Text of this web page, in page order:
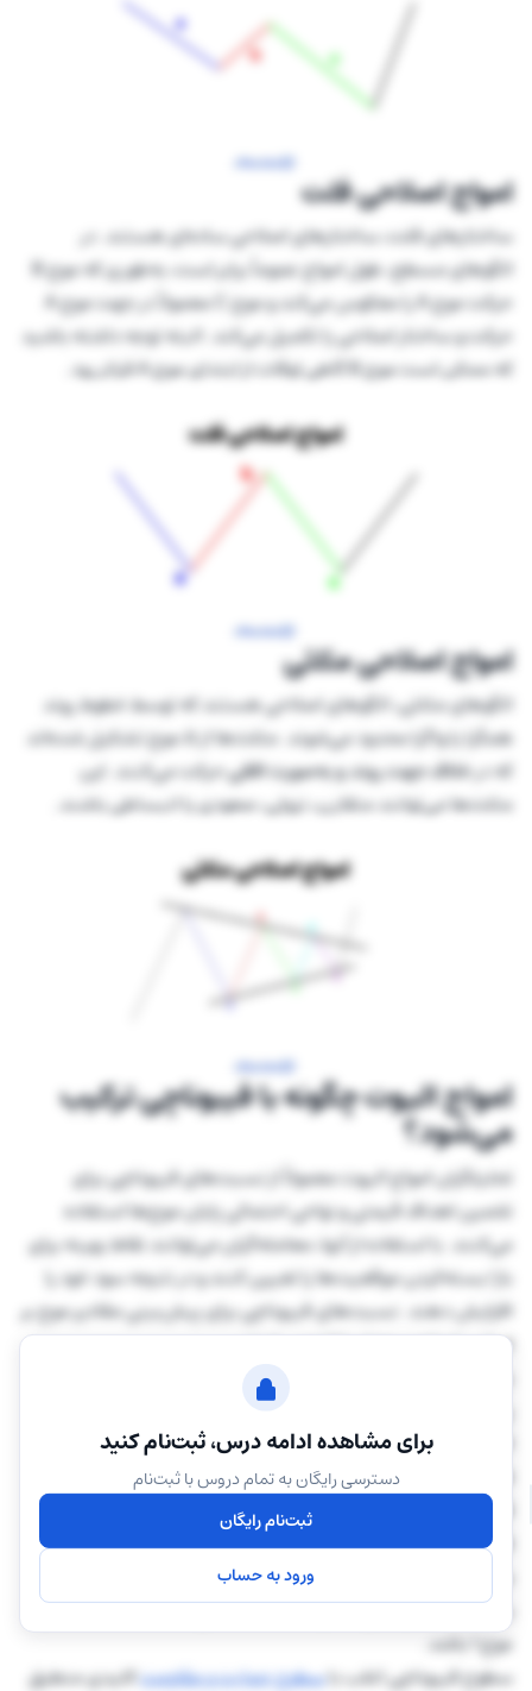
برای مشاهده ادامه درس، ثبت‌نام کنید
دسترسی رایگان به تمام دروس با ثبت‌نام
ثبت‌نام رایگان
ورود به حساب
امواج اصلاحی فلت
ساختارهای فلت، ساختارهای اصلاحی ساده‌ای هستند. در
الگوهای مسطح، طول امواج عموماً برابر است، به‌طوری که موج B
حرکت موج A را معکوس می‌کند و موج C معمولاً در جهت موج A
حرکت و ساختار اصلاحی را تکمیل می‌کند. البته توجه داشته باشید
که ممکن است موج B گاهی اوقات از ابتدای موج A فراتر رود.
امواج اصلاحی مثلثی
الگوهای مثلثی، الگوهای اصلاحی هستند که توسط خطوط روند
همگرا یا واگرا محدود می‌شوند. مثلث‌ها از ۵ موج تشکیل شده‌اند
که درخلاف جهت روند و به‌صورت افقیحرکت می‌کنند. این
مثلث‌ها می‌توانند متقارن، نزولی، صعودی یا انبساطی باشند.
امواج الیوت چگونه با فیبوناچی ترکیب
می‌شود؟
تحلیلگران امواج الیوت معمولاً از نسبت‌های فیبوناچی برای
تخمین اهداف قیمتی و نواحی احتمالی پایان موج‌ها استفاده
می‌کنند. با استفاده از آنها، معامله‌گران می‌توانند نقاط بهینه برای
باز/بسته‌کردن موقعیت‌ها را تعیین کنند و در نتیجه سود خود را
افزایش دهند. نسبت‌های فیبوناچی برای پیش‌بینی مقادیر موج بر
اساس امواج مرجع استفاده می‌شوند.
به‌عنوان مثال، اگر یک موج صعودی یا نزولی معمولی متشکل از
پنج زیرموج را در نظر بگیریم، در بسیاری از تحلیل‌های مبتنی بر
فیبوناچی را زیر نظر می‌گیرند.
قابل‌توجه است که ۰.۶۱۸ و ۰.۷۶۴ شاید رایج‌ترین نسبت‌های
فیبوناچی مورداستفاده در تحلیل موج باشند. به‌عنوان یک قاعده،
موج ۳ اغلب تا ۱۶۱.۸٪ از موج ۱ امتداد می‌یابد و در بسیاری از
ساختارها، طول موج ۵ می‌تواند برابر با موج ۱ یا حدود ۶۱.۸٪ طول
موج ۱ باشد.
سطوح فیبوناچی اغلب باسطوح حمایت و مقاومتکلیدی منطبق